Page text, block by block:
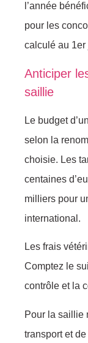
l’année
pour les
calculé au 1er
Anticiper
saillie
Le budget
selon la
choisie. Les
centaines
milliers pour
international.
Les frais
Comptez le
contrôle et la
Pour la saillie
transport et